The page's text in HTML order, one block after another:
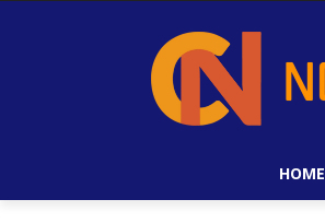
HOME